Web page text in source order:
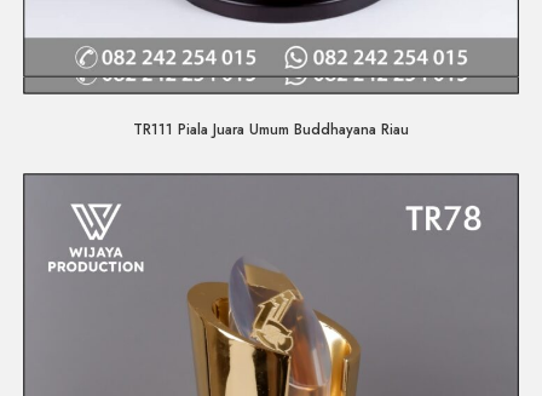
Quick View
TR111 Piala Juara Umum Buddhayana Riau